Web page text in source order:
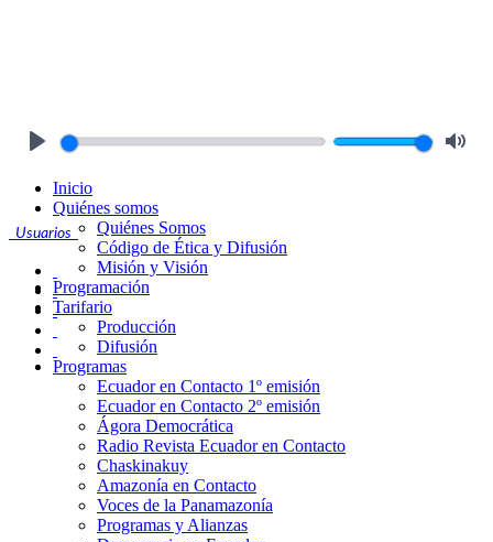
Usuarios
Inicio
Quiénes somos
Quiénes Somos
Código de Ética y Difusión
Misión y Visión
Programación
Tarifario
Producción
Difusión
Programas
Ecuador en Contacto 1º emisión
Ecuador en Contacto 2º emisión
Ágora Democrática
Radio Revista Ecuador en Contacto
Chaskinakuy
Amazonía en Contacto
Voces de la Panamazonía
Programas y Alianzas